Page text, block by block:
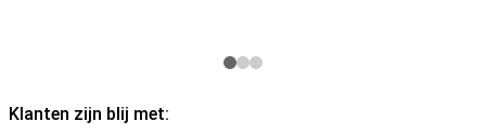
Klanten zijn blij met: